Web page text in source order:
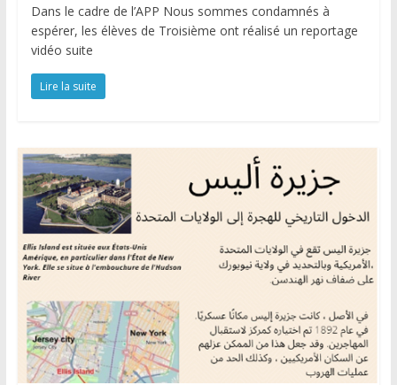
Dans le cadre de l’APP Nous sommes condamnés à
espérer, les élèves de Troisième ont réalisé un reportage
vidéo suite
Lire la suite